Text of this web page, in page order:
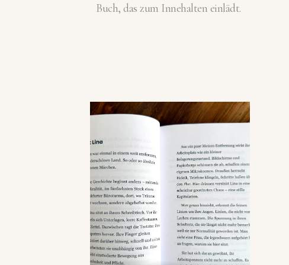
Buch, das zum Innehalten einlädt.